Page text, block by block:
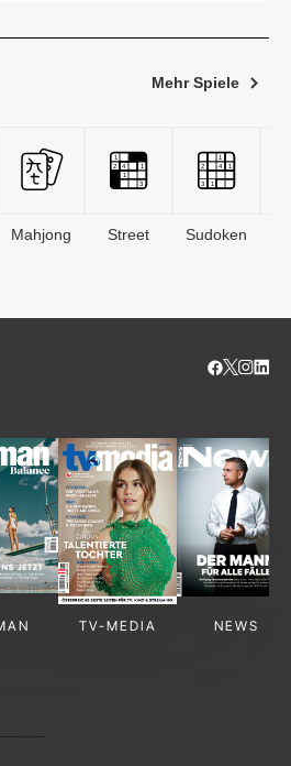
Mehr Spiele
Mahjong Street Sudoken
TV-MEDIA NEWS